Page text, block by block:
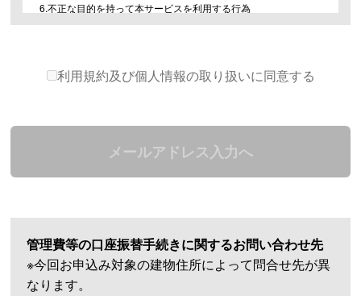
6.不正な目的を持って本サービスを利用する行為
7.他のお客さまに成りすます行為
9.その他、当社が不適切と判断する行為
に事前に通知することなく本サービスの全部または一部の提供を停
止または中断することができるものとします。
1.本サービスにかかるコンピュータシステムの保守点検または更
3.コンピュータまたは通信回線等が事故により停止した場合
4.その他、当社が本サービスの提供が困難と判断した場合
2.当社は、本サービスの提供の停止または中断により、お客さまま
たは第三者が被ったいかなる不利益または損害についても、一切の
利用規約及び個人情報の取り扱いに同意する
メールアドレス入力へ
管理費等の口座振替手続きに関するお問い合わせ先
※今回お申込み対象の建物住所によって問合せ先が異
なります。